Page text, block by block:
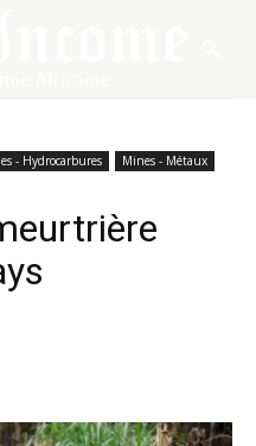
- Hydrocarbures
Mines - Métaux